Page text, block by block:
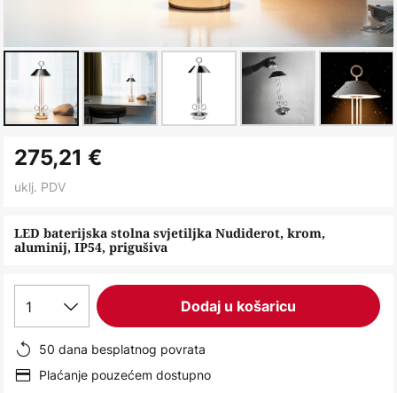
to
the
of
the
LED baterijska stolna svjetiljka Nudiderot, krom,
aluminij, IP54, prigušiva
275,21 €
uklj. PDV
1 Dodaj u košaricu
50 dana besplatnog povrata
Plaćanje pouzećem dostupno